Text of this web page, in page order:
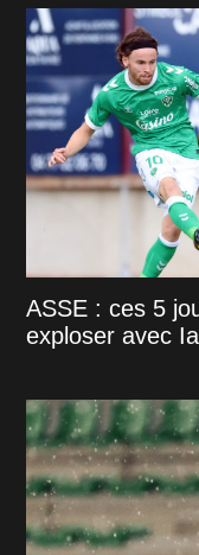
ASSE : ces 5
exploser avec